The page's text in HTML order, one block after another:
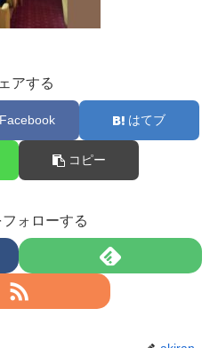
アする
Facebook はてブ
コピー
ォローする